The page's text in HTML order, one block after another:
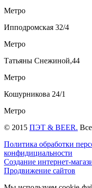
Метро
Ипподромская 32/4
Метро
Татьяны Снежиной,44
Метро
Кошурникова 24/1
Метро
© 2015 ПЭТ & BEER.
Политика обработки
конфидициальности
Создание интернет-
Продвижение сайтов